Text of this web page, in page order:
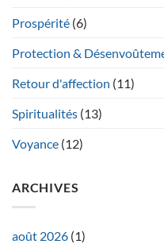
Prospérité (6)
Protection &
Retour d'affection (11)
Spiritualités (13)
Voyance (12)
ARCHIVES
août 2026 (1)